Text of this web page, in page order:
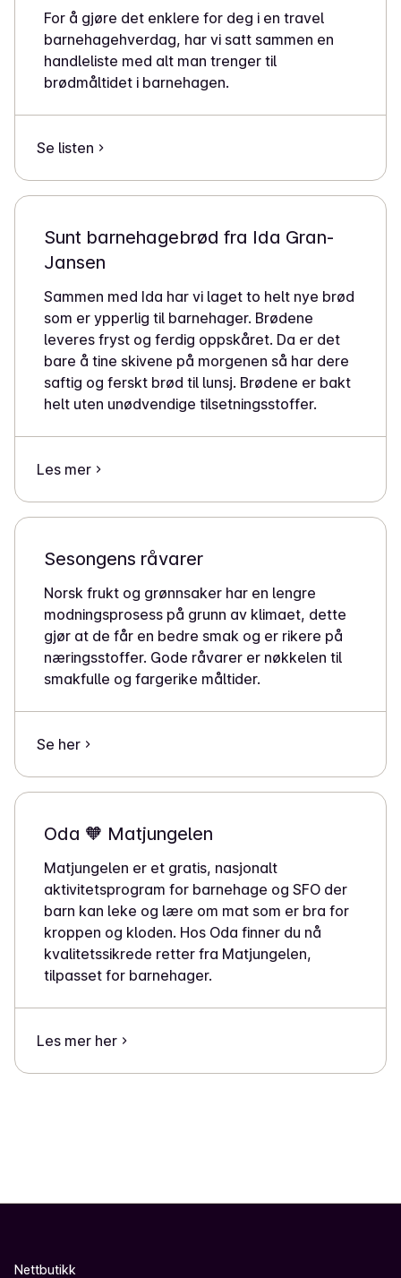
For å gjøre det enklere for deg i en travel
barnehagehverdag, har vi satt sammen en
handleliste med alt man trenger til
brødmåltidet i barnehagen.
Se listen
Sunt barnehagebrød fra Ida Gran-
Jansen
Sammen med Ida har vi laget to helt nye brød
som er ypperlig til barnehager. Brødene
leveres fryst og ferdig oppskåret. Da er det
bare å tine skivene på morgenen så har dere
saftig og ferskt brød til lunsj. Brødene er bakt
helt uten unødvendige tilsetningsstoffer.
Les mer
Sesongens råvarer
Norsk frukt og grønnsaker har en lengre
modningsprosess på grunn av klimaet, dette
gjør at de får en bedre smak og er rikere på
næringsstoffer. Gode råvarer er nøkkelen til
smakfulle og fargerike måltider.
Se her
Oda 🧡 Matjungelen
Matjungelen er et gratis, nasjonalt
aktivitetsprogram for barnehage og SFO der
barn kan leke og lære om mat som er bra for
kroppen og kloden. Hos Oda finner du nå
kvalitetssikrede retter fra Matjungelen,
tilpasset for barnehager.
Les mer her
Nettbutikk